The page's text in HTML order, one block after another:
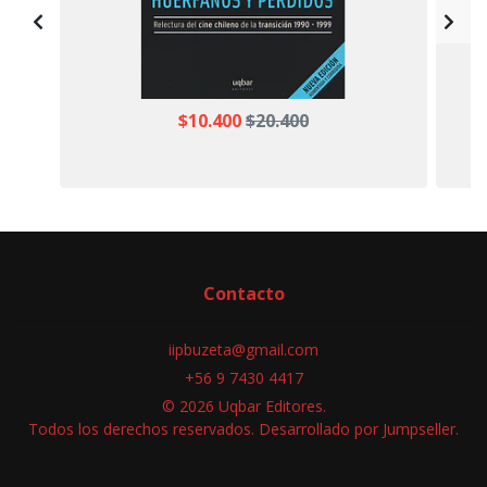
$10.400$20.400
Contacto
iipbuzeta@gmail.com
+56 9 7430 4417
© 2026 Uqbar Editores.
Todos los derechos reservados. Desarrollado por Jumpseller.